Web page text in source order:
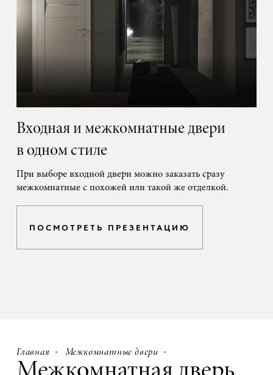
Входная и межкомнатные двери
в одном стиле
При выборе входной двери можно заказать сразу
межкомнатные с похожей или такой же отделкой.
ПОСМОТРЕТЬ ПРЕЗЕНТАЦИЮ
Главная Межкомнатные двери